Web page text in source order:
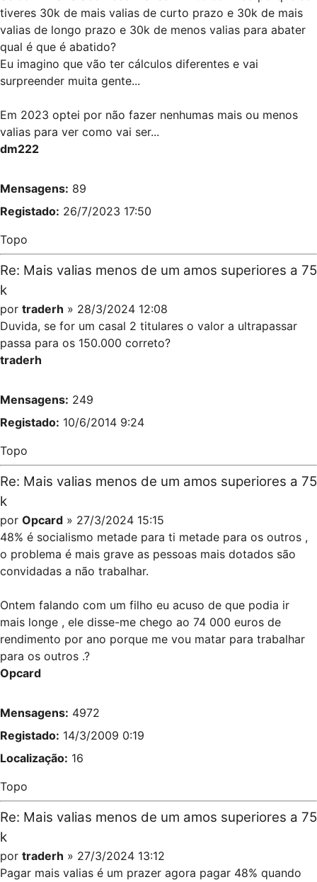
tiveres 30k de mais valias de curto prazo e 30k de mais
valias de longo prazo e 30k de menos valias para abater
qual é que é abatido?
Eu imagino que vão ter cálculos diferentes e vai
surpreender muita gente...
Em 2023 optei por não fazer nenhumas mais ou menos
valias para ver como vai ser...
dm222
Mensagens: 89
Registado: 26/7/2023 17:50
Topo
Re: Mais valias menos de um amos superiores a 75
k
por traderh » 28/3/2024 12:08
Duvida, se for um casal 2 titulares o valor a ultrapassar
passa para os 150.000 correto?
traderh
Mensagens: 249
Registado: 10/6/2014 9:24
Topo
Re: Mais valias menos de um amos superiores a 75
k
por Opcard » 27/3/2024 15:15
48% é socialismo metade para ti metade para os outros ,
o problema é mais grave as pessoas mais dotados são
convidadas a não trabalhar.
Ontem falando com um filho eu acuso de que podia ir
mais longe , ele disse-me chego ao 74 000 euros de
rendimento por ano porque me vou matar para trabalhar
para os outros .?
Opcard
Mensagens: 4972
Registado: 14/3/2009 0:19
Localização: 16
Topo
Re: Mais valias menos de um amos superiores a 75
k
por traderh » 27/3/2024 13:12
Pagar mais valias é um prazer agora pagar 48% quando